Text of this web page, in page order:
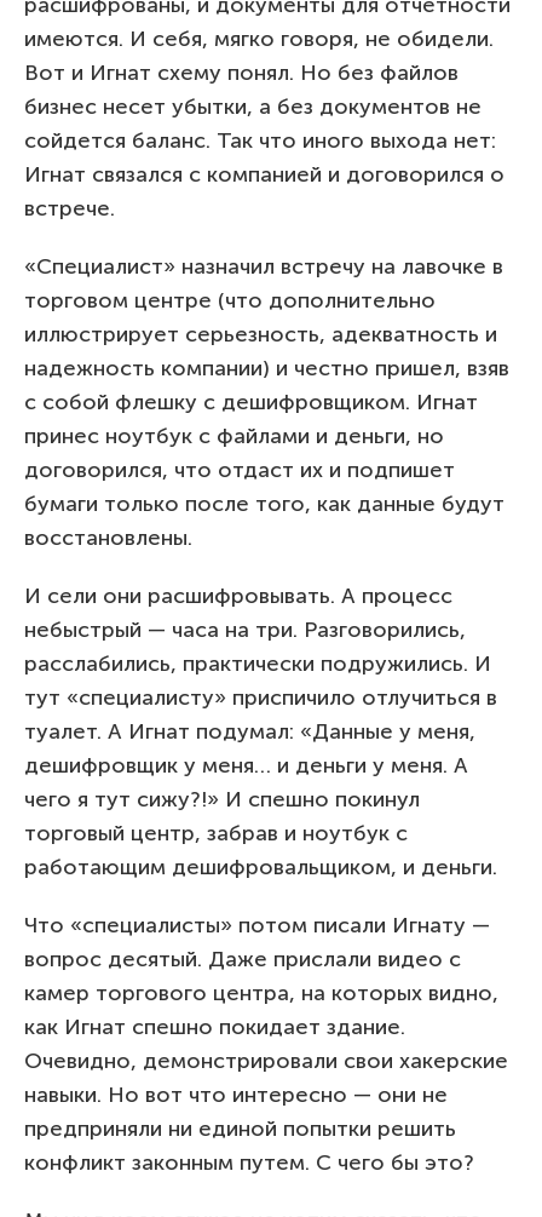
имеются. И себя, мягко говоря, не обидели.
Вот и Игнат схему понял. Но без файлов
бизнес несет убытки, а без документов не
сойдется баланс. Так что иного выхода нет:
Игнат связался с компанией и договорился о
встрече.
«Специалист» назначил встречу на лавочке в
торговом центре (что дополнительно
иллюстрирует серьезность, адекватность и
надежность компании) и честно пришел, взяв
с собой флешку с дешифровщиком. Игнат
принес ноутбук с файлами и деньги, но
договорился, что отдаст их и подпишет
бумаги только после того, как данные будут
восстановлены.
И сели они расшифровывать. А процесс
небыстрый — часа на три. Разговорились,
расслабились, практически подружились. И
тут «специалисту» приспичило отлучиться в
туалет. А Игнат подумал: «Данные у меня,
дешифровщик у меня… и деньги у меня. А
чего я тут сижу?!» И спешно покинул
торговый центр, забрав и ноутбук с
работающим дешифровальщиком, и деньги.
Что «специалисты» потом писали Игнату —
вопрос десятый. Даже прислали видео с
камер торгового центра, на которых видно,
как Игнат спешно покидает здание.
Очевидно, демонстрировали свои хакерские
навыки. Но вот что интересно — они не
предприняли ни единой попытки решить
конфликт законным путем. С чего бы это?